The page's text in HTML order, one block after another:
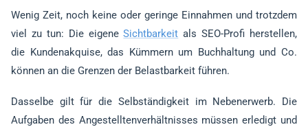
Wenig Zeit, noch keine oder geringe Einnahmen und trotzdem
viel zu tun: Die eigeneSichtbarkeit als SEO-Profi herstellen,
die Kundenakquise, das Kümmern um Buchhaltung und Co.
können an die Grenzen der Belastbarkeit führen.
Dasselbe gilt für die Selbständigkeit im Nebenerwerb. Die
Aufgaben des Angestelltenverhältnisses müssen erledigt und